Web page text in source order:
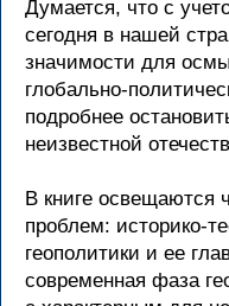
Думается, что с
сегодня в нашей
значимости для
глобально-
подробнее
неизвестной
В книге освещаются
проблем: историко-
геополитики и ее
современная фаза